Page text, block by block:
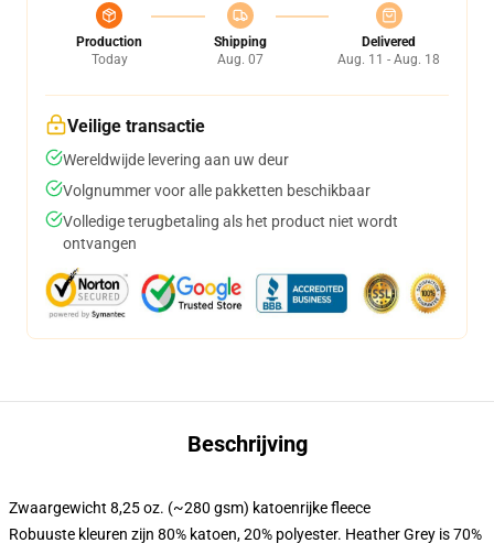
Production
Today
Shipping
Aug. 07
Delivered
Aug. 11 - Aug. 18
Veilige transactie
Wereldwijde levering aan uw deur
Volgnummer voor alle pakketten beschikbaar
Volledige terugbetaling als het product niet wordt
ontvangen
Beschrijving
Zwaargewicht 8,25 oz. (~280 gsm) katoenrijke fleece
Robuuste kleuren zijn 80% katoen, 20% polyester. Heather Grey is 70%